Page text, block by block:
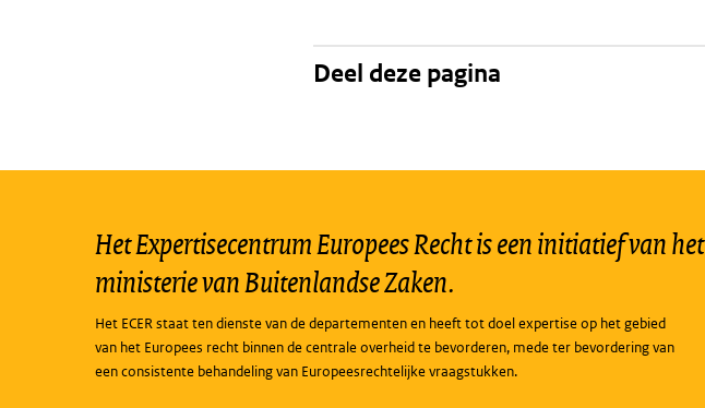
Deel deze pagina
Het Expertisecentrum Europees Recht is een initiatief van het
ministerie van Buitenlandse Zaken.
Het ECER staat ten dienste van de departementen en heeft tot doel expertise op het gebied
van het Europees recht binnen de centrale overheid te bevorderen, mede ter bevordering van
een consistente behandeling van Europeesrechtelijke vraagstukken.